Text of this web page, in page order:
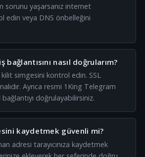
sorunu yaşarsanız internet
edin veya DNS önbelleğini
bağlantısını nasıl doğrularım?
simgesini kontrol edin. SSL
Ayrıca resmi 1King Telegram
doğrulayabilirsiniz.
kaydetmek güvenli mi?
adresi tarayıcınıza kaydetmek